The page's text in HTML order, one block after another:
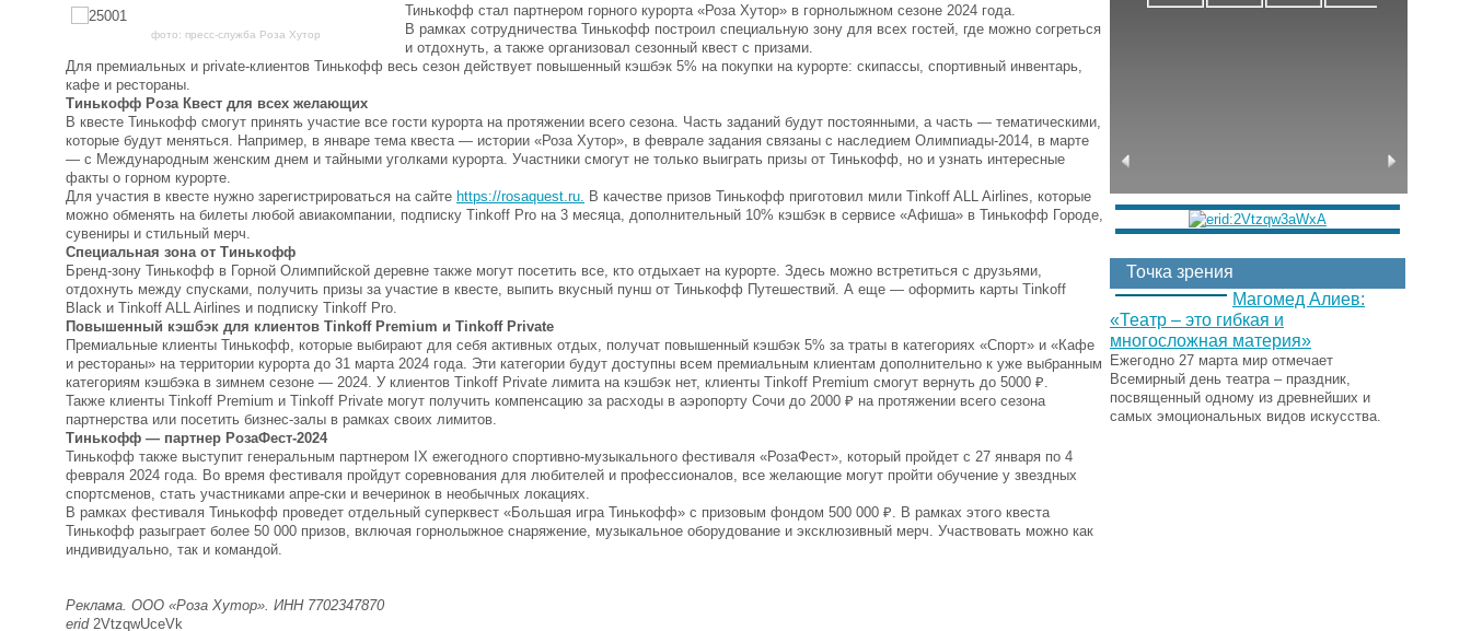
фото: пресс-служба Роза Хутор
Тинькофф стал партнером горного курорта «Роза Хутор» в горнолыжном сезоне 2024 года.
В рамках сотрудничества Тинькофф построил специальную зону для всех гостей, где можно согреться
и отдохнуть, а также организовал сезонный квест с призами.
Для премиальных и private-клиентов Тинькофф весь сезон действует повышенный кэшбэк 5% на покупки на курорте: скипассы, спортивный инвентарь,
кафе и рестораны.
Тинькофф Роза Квест для всех желающих
В квесте Тинькофф смогут принять участие все гости курорта на протяжении всего сезона. Часть заданий будут постоянными, а часть — тематическими,
которые будут меняться. Например, в январе тема квеста — истории «Роза Хутор», в феврале задания связаны с наследием Олимпиады-2014, в марте
— с Международным женским днем и тайными уголками курорта. Участники смогут не только выиграть призы от Тинькофф, но и узнать интересные
факты о горном курорте.
Для участия в квесте нужно зарегистрироваться на сайте https://rosaquest.ru.
В качестве призов Тинькофф приготовил мили Tinkoff ALL Airlines, которые
можно обменять на билеты любой авиакомпании, подписку Tinkoff Pro на 3 месяца, дополнительный 10% кэшбэк в сервисе «Афиша» в Тинькофф Городе,
сувениры и стильный мерч.
Специальная зона от Тинькофф
Бренд-зону Тинькофф в Горной Олимпийской деревне также могут посетить все, кто отдыхает на курорте. Здесь можно встретиться с друзьями,
отдохнуть между спусками, получить призы за участие в квесте, выпить вкусный пунш от Тинькофф Путешествий. А еще — оформить карты Tinkoff
Black и Tinkoff ALL Airlines и подписку Tinkoff Pro.
Повышенный кэшбэк для клиентов Tinkoff Premium и Tinkoff Private
Премиальные клиенты Тинькофф, которые выбирают для себя активных отдых, получат повышенный кэшбэк 5% за траты в категориях «Спорт» и «Кафе
и рестораны» на территории курорта до 31 марта 2024 года. Эти категории будут доступны всем премиальным клиентам дополнительно к уже выбранным
категориям кэшбэка в зимнем сезоне — 2024. У клиентов Tinkoff Private лимита на кэшбэк нет, клиенты Tinkoff Premium смогут вернуть до 5000 ₽.
Также клиенты Tinkoff Premium и Tinkoff Private могут получить компенсацию за расходы в аэропорту Сочи до 2000 ₽ на протяжении всего сезона
партнерства или посетить бизнес-залы в рамках своих лимитов.
Тинькофф — партнер РозаФест-2024
Тинькофф также выступит генеральным партнером IX ежегодного спортивно-музыкального фестиваля «РозаФест», который пройдет c 27 января по 4
февраля 2024 года. Во время фестиваля пройдут соревнования для любителей и профессионалов, все желающие могут пройти обучение у звездных
спортсменов, стать участниками апре-ски и вечеринок в необычных локациях.
В рамках фестиваля Тинькофф проведет отдельный суперквест «Большая игра Тинькофф» с призовым фондом 500 000 ₽. В рамках этого квеста
Тинькофф разыграет более 50 000 призов, включая горнолыжное снаряжение, музыкальное оборудование и эксклюзивный мерч. Участвовать можно как
индивидуально, так и командой.
Реклама. ООО «Роза Хутор». ИНН 7702347870
erid 2VtzqwUceVk
Точка зрения
Магомед Алиев:
«Театр – это гибкая и
многосложная материя»
Ежегодно 27 марта мир отмечает
Всемирный день театра – праздник,
посвященный одному из древнейших и
самых эмоциональных видов искусства.